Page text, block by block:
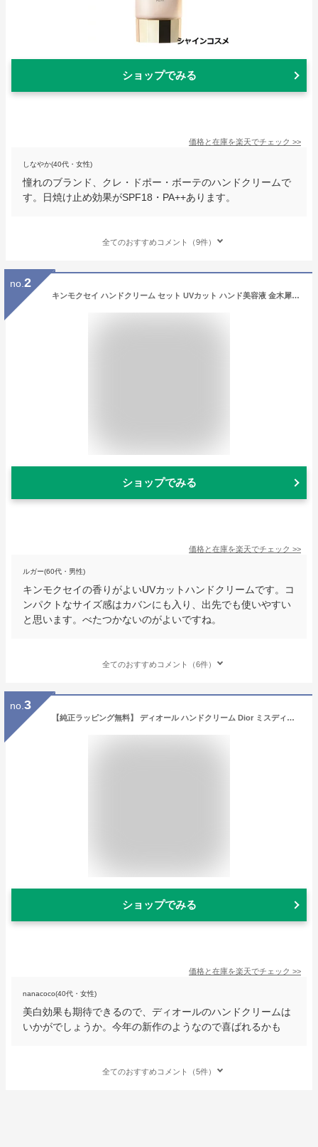
ショップでみる
価格と在庫を楽天でチェック >>
しなやか(40代・女性)
憧れのブランド、クレ・ドポー・ボーテのハンドクリームで
す。日焼け止め効果がSPF18・PA++あります。
全てのおすすめコメント（9件）
no. 2
キンモクセイ ハンドクリーム セット UVカット ハンド美容液 金木犀 ギフト 『 UVハンドセラム50g 2個セット 』 誕生日 プレゼント 女友達 日焼け止め 紫外線対策 乾燥肌 保湿 女性 20代 30代 ベタつかない 無花果 ミント きんもくせい 最強配送 クリスマス FLEGRE
ショップでみる
価格と在庫を楽天でチェック >>
ルガー(60代・男性)
キンモクセイの香りがよいUVカットハンドクリームです。コ
ンパクトなサイズ感はカバンにも入り、出先でも使いやすい
と思います。べたつかないのがよいですね。
全てのおすすめコメント（6件）
no. 3
【純正ラッピング無料】 ディオール ハンドクリーム Dior ミスディオール ハンドクリーム 50ml ハンドケア ボディケア スキンケア 母の日 ハンドクリーム プレゼント 女性 誕生日 ギフト 大人 デパコス コスメ 化粧品 美白 美容 レディース ブランド 正規品 新品
ショップでみる
価格と在庫を楽天でチェック >>
nanacoco(40代・女性)
美白効果も期待できるので、ディオールのハンドクリームは
いかがでしょうか。今年の新作のようなので喜ばれるかも
全てのおすすめコメント（5件）